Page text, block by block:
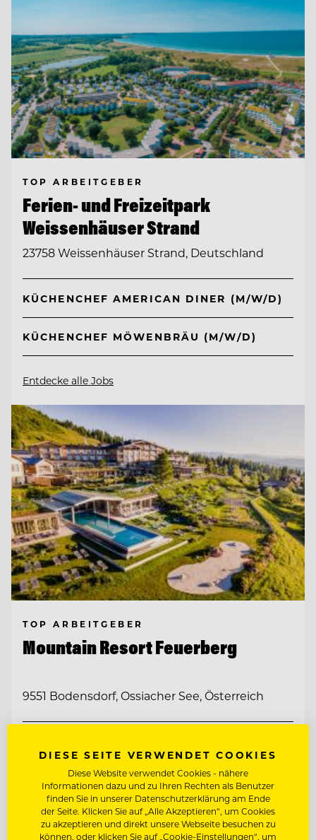
TOP ARBEITGEBER
Ferien- und Freizeitpark
Weissenhäuser Strand
23758 Weissenhäuser Strand, Deutschland
KÜCHENCHEF AMERICAN DINER (M/W/D)
KÜCHENCHEF MÖWENBRÄU (M/W/D)
Entdecke alle Jobs
TOP ARBEITGEBER
Mountain Resort Feuerberg
9551 Bodensdorf, Ossiacher See, Österreich
CHEF DE PARTIE
Entdecke alle Jobs
DIESE SEITE VERWENDET COOKIES
Diese Website verwendet Cookies - nähere
Informationen dazu und zu Ihren Rechten als Benutzer
finden Sie in unserer Datenschutzerklärung am Ende
der Seite. Klicken Sie auf „Alle Akzeptieren“, um Cookies
zu akzeptieren und direkt unsere Webseite besuchen zu
können, oder klicken Sie auf „Cookie-Einstellungen“, um